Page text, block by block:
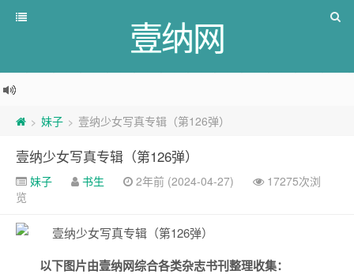
壹纳网
> 妹子 > 壹纳少女写真专辑（第126弹）
壹纳少女写真专辑（第126弹）
妹子 书生 2年前 (2024-04-27)
17275次浏
览
以下图片由壹纳网综合各类杂志书刊整理收集：